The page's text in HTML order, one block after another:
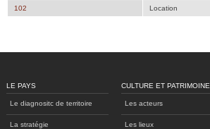
102 Location
LE PAYS
Le diagnositc de territoire
La stratégie
CULTURE ET PATRIMOINE
Les acteurs
Les lieux